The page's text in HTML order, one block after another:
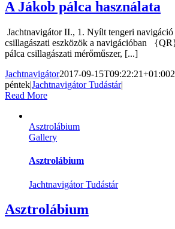
A Jákob pálca használata
Jachtnavigátor II., 1. Nyílt tengeri
csillagászati eszközök a navigációban
pálca csillagászati mérőműszer, [...]
Jachtnavigátor2017-09-15T09:22:21+01:00
péntek|Jachtnavigátor Tudástár|
Read More
Asztrolábium
Gallery
Asztrolábium
Jachtnavigátor Tudástár
Asztrolábium